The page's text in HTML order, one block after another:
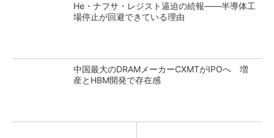
He・ナフサ・レジスト逼迫の続報――半導体工
場停止が回避できている理由
中国最大のDRAMメーカーCXMTがIPOへ 増
産とHBM開発で存在感